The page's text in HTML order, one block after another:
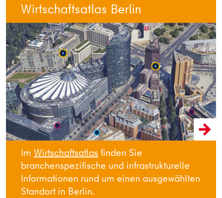
Wirtschaftsatlas Berlin
Im Wirtschaftsatlas finden Sie
branchenspezifische und infrastrukturelle
Informationen rund um einen ausgewählten
Standort in Berlin.